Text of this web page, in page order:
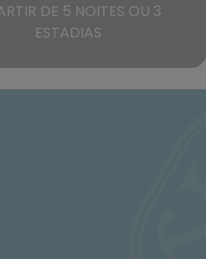
DE 5 NOITES OU 3
ESTADIAS